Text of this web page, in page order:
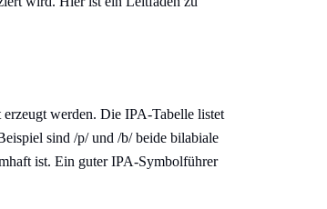
werden. Die IPA-Tabelle listet
sind /p/ und /b/ beide bilabiale
ist. Ein guter IPA-Symbolführer